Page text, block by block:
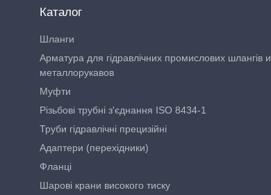
Каталог
Шланги
Арматура для гідравлічних промислових шлангів и
металлорукавов
Муфти
Різьбові трубні з'єднання ISO 8434-1
Труби гідравлічні прецизійні
Адаптери (перехідники)
Фланці
Шарові крани високого тиску